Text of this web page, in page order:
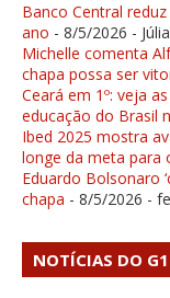
Banco Central
ano - 8/5/2026 -
Michelle comenta
chapa possa ser
Ceará em 1º: veja
educação do Brasil
Ibed 2025 mostra
longe da meta para
Eduardo Bolsonaro
chapa - 8/5/2026 -
NOTÍCIAS DO